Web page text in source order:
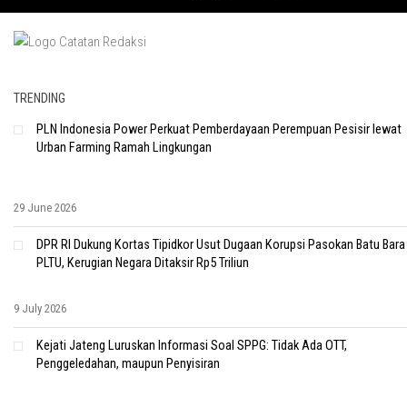
TRENDING
PLN Indonesia Power Perkuat Pemberdayaan Perempuan Pesisir lewat
Urban Farming Ramah Lingkungan
29 June 2026
DPR RI Dukung Kortas Tipidkor Usut Dugaan Korupsi Pasokan Batu Bara
PLTU, Kerugian Negara Ditaksir Rp5 Triliun
9 July 2026
Kejati Jateng Luruskan Informasi Soal SPPG: Tidak Ada OTT,
Penggeledahan, maupun Penyisiran